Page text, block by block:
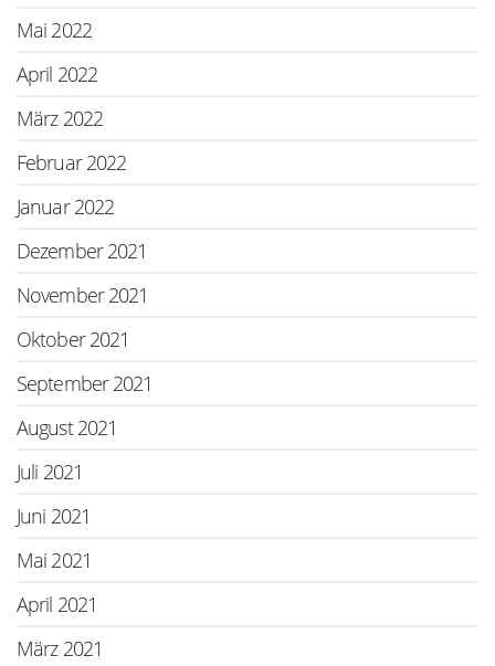
Mai 2022
April 2022
März 2022
Februar 2022
Januar 2022
Dezember 2021
November 2021
Oktober 2021
September 2021
August 2021
Juli 2021
Juni 2021
Mai 2021
April 2021
März 2021